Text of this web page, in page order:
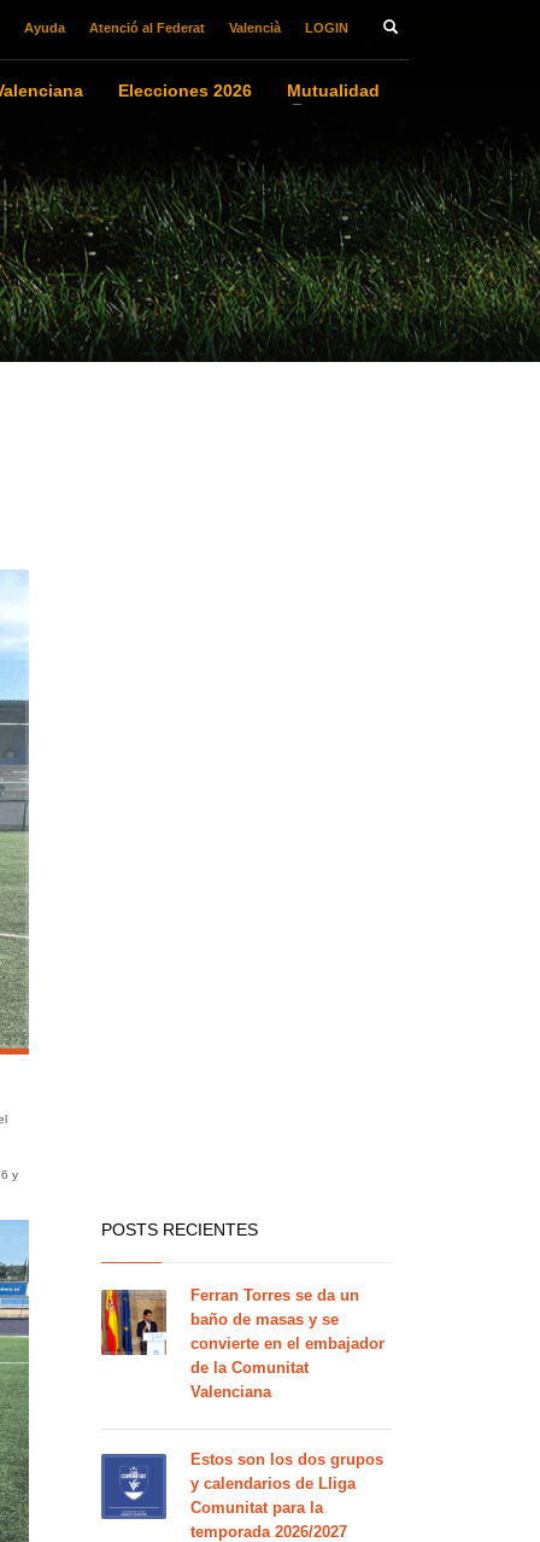
Ayuda Atenció al Federat Valencià LOGIN
Elecciones 2026 Mutualidad
y
POSTS RECIENTES
Ferran Torres se da un
baño de masas y se
convierte en el embajador
de la Comunitat
Valenciana
Estos son los dos grupos
y calendarios de Lliga
Comunitat para la
temporada 2026/2027